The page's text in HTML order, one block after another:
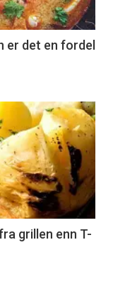
er det en fordel
grillen enn T-